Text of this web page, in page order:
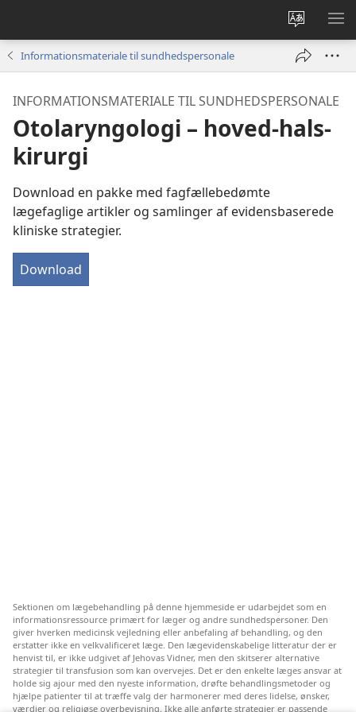
Vælg
sprog
VIS
Informationsmateriale til sundhedspersonale
INFORMATIONSMATERIALE TIL SUNDHEDSPERSONALE
Otolaryngologi – hoved-hals-
kirurgi
Download en pakke med fagfællebedømte
lægefaglige artikler og samlinger af evidensbaserede
kliniske strategier.
Download
Sektionen om lægebehandling på denne hjemmeside er udarbejdet som en
informationsressource primært for læger og andre sundhedspersoner. Den
giver hverken medicinsk vejledning eller anbefaling af behandling, og den
erstatter ikke en velkvalificeret læge. Den lægevidenskabelige litteratur der er
henvist til, er ikke udgivet af Jehovas Vidner, men den skitserer alternative
strategier til transfusion som kan overvejes. Det er den enkelte læges ansvar at
holde sig ajour med den nyeste information, drøfte behandlingsmetoder og
hjælpe patienter til at træffe valg der harmonerer med deres lidelse, ønsker,
værdier og religiøse overbevisning. Ikke alle anførte strategier er passende